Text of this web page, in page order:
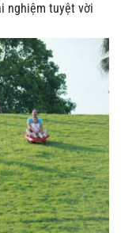
nghiệm tuyệt vời